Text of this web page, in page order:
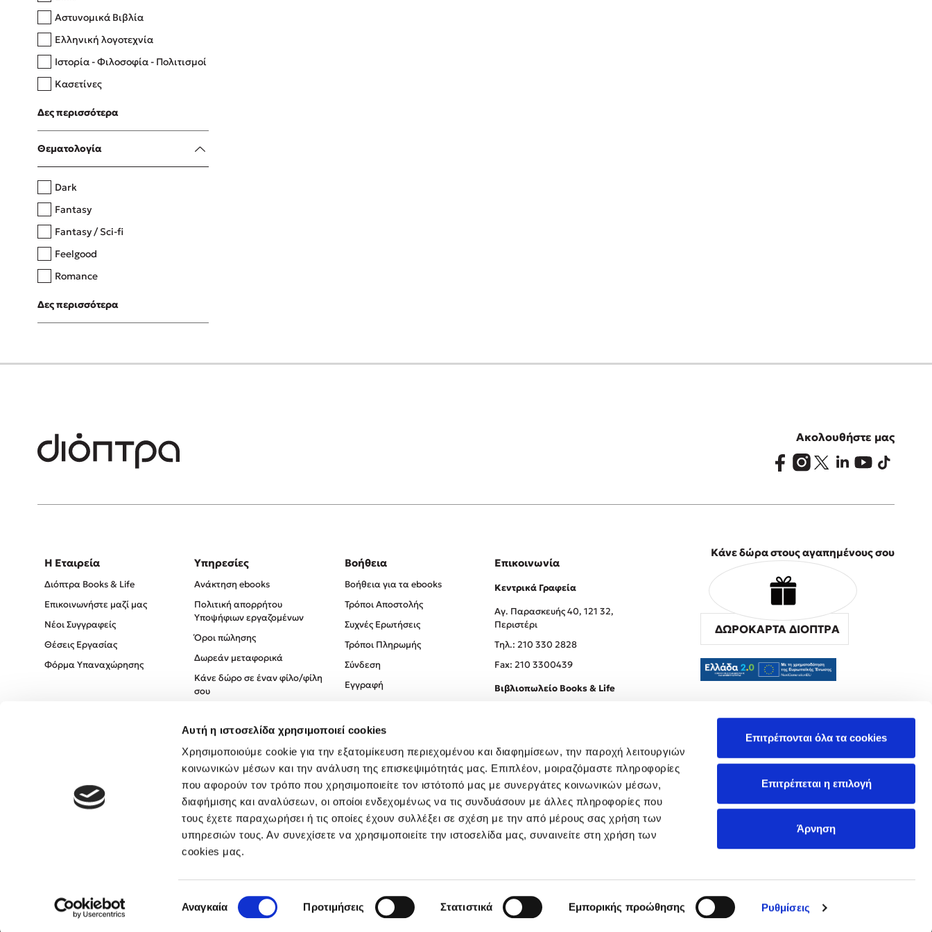
Αυτή η ιστοσελίδα χρησιμοποιεί cookies
Χρησιμοποιούμε cookie για την εξατομίκευση περιεχομένου και διαφημίσεων, την παροχή λειτουργιών
κοινωνικών μέσων και την ανάλυση της επισκεψιμότητάς μας. Επιπλέον, μοιραζόμαστε πληροφορίες
που αφορούν τον τρόπο που χρησιμοποιείτε τον ιστότοπό μας με συνεργάτες κοινωνικών μέσων,
διαφήμισης και αναλύσεων, οι οποίοι ενδεχομένως να τις συνδυάσουν με άλλες πληροφορίες που
τους έχετε παραχωρήσει ή τις οποίες έχουν συλλέξει σε σχέση με την από μέρους σας χρήση των
υπηρεσιών τους. Αν συνεχίσετε να χρησιμοποιείτε την ιστοσελίδα μας, συναινείτε στη χρήση των
cookies μας.
συγκατάθεσης
Αναγκαία Προτιμήσεις Στατιστικά Εμπορικής προώθησης Ρυθμίσεις
Επιτρέπονται όλα τα cookies
Επιτρέπεται η επιλογή
Άρνηση
Δανάη Δεληγεώργη
Πάνω, κάτω, μπροστά, πίσω
Η μέθοδος Αφήστε τους
Αστυνομικά Βιβλία
Ελληνική λογοτεχνία
Ιστορία - Φιλοσοφία - Πολιτισμοί
Κασετίνες
Λευκώματα - Έγχρωμοι οδηγοί
Μαγειρική
Δες περισσότερα
Θεματολογία
Dark
Fantasy
Fantasy / Sci-fi
Feelgood
Romance
Upmarket
Young Adult
Δες περισσότερα
Ακολουθήστε μας
Η Εταιρεία
Διόπτρα Books & Life
Επικοινωνήστε μαζί μας
Νέοι Συγγραφείς
Θέσεις Εργασίας
Φόρμα Υπαναχώρησης
Υπηρεσίες
Ανάκτηση ebooks
Πολιτική απορρήτου
Υποψήφιων εργαζομένων
Όροι πώλησης
Δωρεάν μεταφορικά
Κάνε δώρο σε έναν φίλο/φίλη
σου
Πολιτική Απορρήτου
Όροι χρήσης
Βοήθεια
Βοήθεια για τα ebooks
Τρόποι Αποστολής
Συχνές Ερωτήσεις
Τρόποι Πληρωμής
Σύνδεση
Εγγραφή
Επικοινωνία
Κεντρικά Γραφεία
Αγ. Παρασκευής 40, 121 32,
Περιστέρι
Tηλ.: 210 330 2828
Fax: 210 3300439
Βιβλιοπωλείο Books & Life
Κάνε δώρα στους αγαπημένους σου
ΔΩΡΟΚΑΡΤΑ ΔΙΟΠΤΡΑ
Created by Powered by